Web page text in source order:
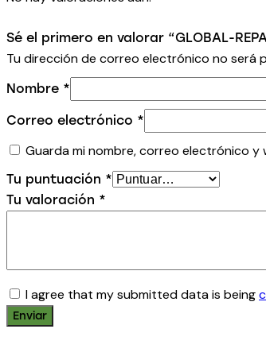
Sé el primero en valorar “GLOBAL-
Tu dirección de correo electrónico no será
Nombre *
Correo electrónico *
Guarda mi nombre, correo electrónico y
Tu puntuación *
Tu valoración *
I agree that my submitted data is being